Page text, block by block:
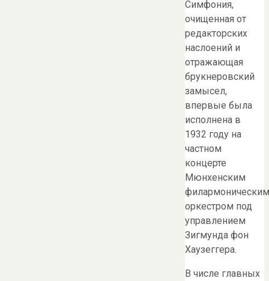
Симфония,
очищенная от
редакторских
наслоений и
отражающая
брукнеровский
замысел,
впервые была
исполнена в
1932 году на
частном
концерте
Мюнхенским
филармоническим
оркестром под
управлением
Зигмунда фон
Хаузеггера.
В числе главных